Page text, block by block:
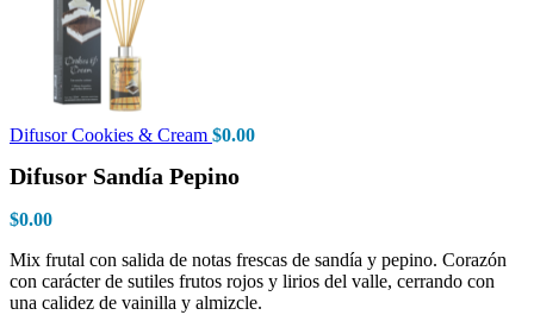
Difusor Cookies & Cream $0.00
Difusor Sandía Pepino
$0.00
Mix frutal con salida de notas frescas de sandía y pepino. Corazón
con carácter de sutiles frutos rojos y lirios del valle, cerrando con
una calidez de vainilla y almizcle.